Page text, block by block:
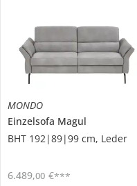
MONDO
Einzelsofa Magul
BHT 192|89|99 cm, Leder
6.489,00 €***